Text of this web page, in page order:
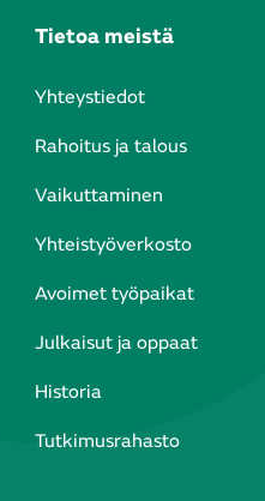
Tietoa meistä
Yhteystiedot
Rahoitus ja talous
Vaikuttaminen
Yhteistyöverkosto
Avoimet työpaikat
Julkaisut ja oppaat
Historia
Tutkimusrahasto